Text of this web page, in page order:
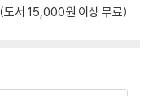
(도서 15,000원 이상 무료)